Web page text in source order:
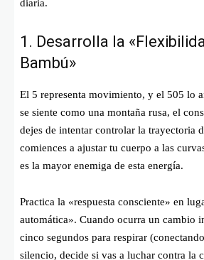
diaria.
1. Desarrolla la
Bambú»
El 5 representa movimiento, y el 505 lo
se siente como una montaña rusa, el
dejes de intentar controlar la trayectoria
comiences a ajustar tu cuerpo a las
es la mayor enemiga de esta energía.
Practica la «respuesta consciente» en
automática». Cuando ocurra un cambio
cinco segundos para respirar
silencio, decide si vas a luchar contra la